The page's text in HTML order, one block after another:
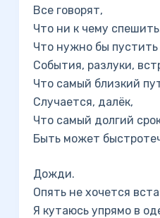
Все говорят,
Что ни к чему
Что нужно бы
События, разлуки,
Что самый близкий
Случается, далёк,
Что самый долгий
Быть может
Дожди.
Опять не хочется
Я кутаюсь упрямо в